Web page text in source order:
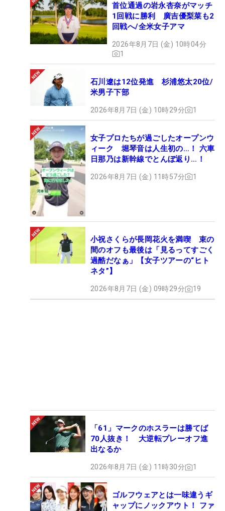
首位通過の岩永杏奈がマッチ
1回戦に勝利 廣吉優梨菜も2
回戦へ/全米女子アマ
2026年8月7日 (金) 10時04分
1
石川遼は12位発進 杉浦悠太20位/
米男子下部
2026年8月7日 (金) 10時29分 1
女子プロたちが過ごしたオープンウ
ィーク 堀琴音は人生初の…！ 六車
日那乃は新幹線でとんぼ返り…！
2026年8月7日 (金) 11時57分 1
小祝さくらが長岡花火を満喫 束の
間のオフも最後は「見るってすごく
過酷だなぁ」【女子ツアーの“ヒト
ネタ”】
2026年8月7日 (金) 09時29分 19
「61」マークのホスラーは勝てば
70人抜き！ 大逆転プレーオフ進
出なるか
2026年8月7日 (金) 11時30分 1
ゴルフウェアとは一味違うギ
ャップにノックアウト！ ファ